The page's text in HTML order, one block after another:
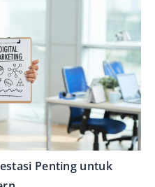
Penting untuk